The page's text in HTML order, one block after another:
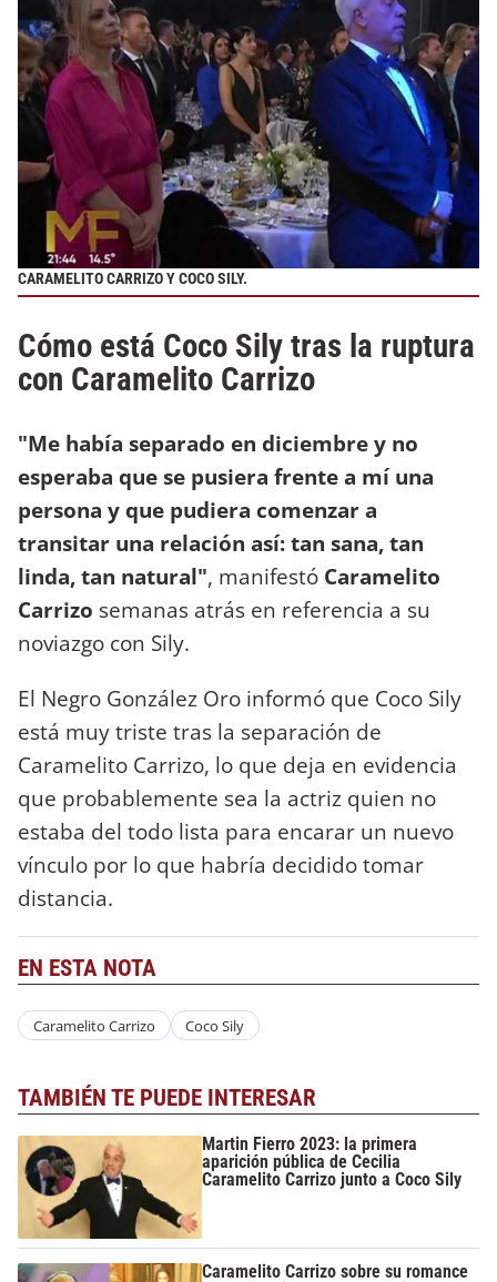
CARAMELITO CARRIZO Y COCO SILY.
Cómo está Coco Sily tras la ruptura
con Caramelito Carrizo
"Me había separado en diciembre y no
esperaba que se pusiera frente a mí una
persona y que pudiera comenzar a
transitar una relación así: tan sana, tan
linda, tan natural", manifestó Caramelito
Carrizo semanas atrás en referencia a su
noviazgo con Sily.
El Negro González Oro informó que Coco Sily
está muy triste tras la separación de
Caramelito Carrizo, lo que deja en evidencia
que probablemente sea la actriz quien no
estaba del todo lista para encarar un nuevo
vínculo por lo que habría decidido tomar
distancia.
EN ESTA NOTA
Caramelito Carrizo Coco Sily
TAMBIÉN TE PUEDE INTERESAR
Martin Fierro 2023: la primera
aparición pública de Cecilia
Caramelito Carrizo junto a Coco Sily
Caramelito Carrizo sobre su romance